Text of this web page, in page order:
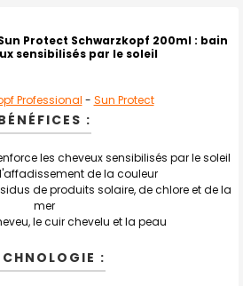
Protect Schwarzkopf 200ml: bain
sensibilisés par le soleil
Professional - Sun Protect
:
les cheveux sensibilisés par le soleil
de la couleur
de produits solaire, de chlore et de la
mer
le cuir chevelu et la peau
: